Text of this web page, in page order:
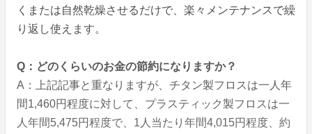
くまたは自然乾燥させるだけで、楽々メンテナンスで繰
り返し使えます。
Q：どのくらいのお金の節約になりますか？
A：上記記事と重なりますが、チタン製フロスは一人年
間1,460円程度に対して、プラスティック製フロスは一
人年間5,475円程度で、1人当たり年間4,015円程度、約